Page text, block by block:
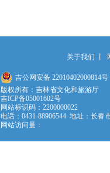
关于我们
吉公网安备 22010402000814号
版权所有：吉林省文化和旅游厅
吉ICP备05001602号
网站标识码：2200000022
电话：0431-88906544 地址：长春
网站访问量：